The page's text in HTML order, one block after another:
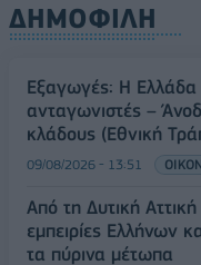
ΔΗΜΟΦΙΛΗ
Εξαγωγές: Η Ελλάδα
ανταγωνιστές –
κλάδους (Εθνική
09/08/2026 - 13:51
Από τη Δυτική
εμπειρίες Ελλήνων
τα πύρινα μέτωπα